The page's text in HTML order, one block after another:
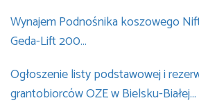
Wynajem Podnośnika koszowego
Geda-Lift 200…
Ogłoszenie listy podstawowej i
grantobiorców OZE w Bielsku-Białej…